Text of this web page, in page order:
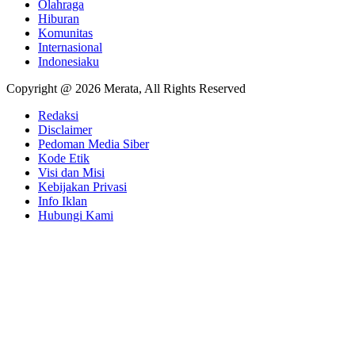
Olahraga
Hiburan
Komunitas
Internasional
Indonesiaku
Copyright @ 2026 Merata, All Rights Reserved
Redaksi
Disclaimer
Pedoman Media Siber
Kode Etik
Visi dan Misi
Kebijakan Privasi
Info Iklan
Hubungi Kami